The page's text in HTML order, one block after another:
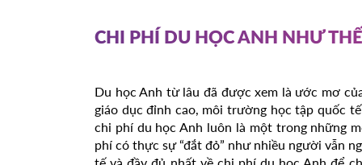
CHI PHÍ DU HỌC ANH NHƯ
Du học Anh từ lâu đã được xem là ước mơ
giáo dục đỉnh cao, môi trường học tập quốc
chi phí du học Anh luôn là một trong những
phí có thực sự “đắt đỏ” như nhiều người vẫn